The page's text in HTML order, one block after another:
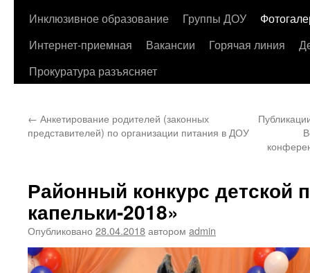
содержимому
Инклюзивное образование
Группы ДОУ
Интернет-приемная
Вакансии Горячая линия
Прокуратура разъясняет
← Анкетирование родителей (законных
представителей) по организации питания в ДОУ
Районный конкурс детской
капельки-2018»
Опубликовано 28.04.2018автором admin